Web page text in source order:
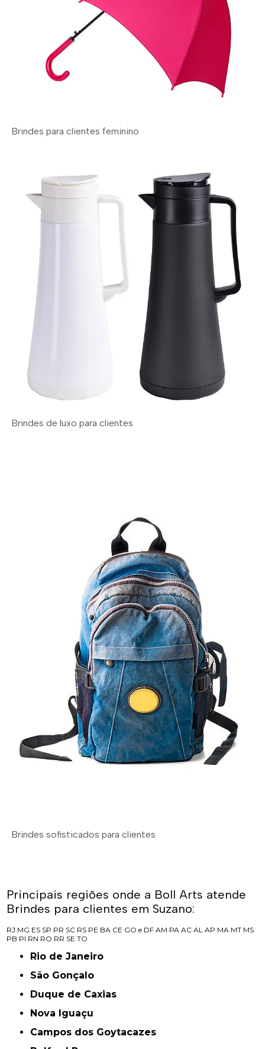
Brindes para clientes feminino
Brindes de luxo para clientes
Brindes sofisticados para clientes
Principais regiões onde a Boll Arts atende
Brindes para clientes em Suzano:
RJ MG ES SP PR SC RS PE BA CE GO e DF AM PA AC AL AP MA MT MS
PB PI RN RO RR SE TO
Rio de Janeiro
São Gonçalo
Duque de Caxias
Nova Iguaçu
Campos dos Goytacazes